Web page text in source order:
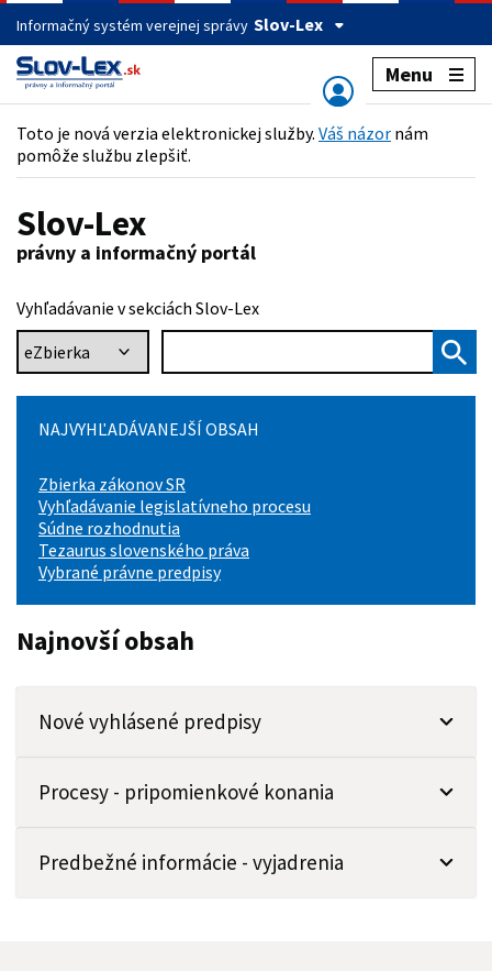
Informačný systém verejnej správy Slov-Lex
Menu
Toto je nová verzia elektronickej služby. Váš názor nám
pomôže službu zlepšiť.